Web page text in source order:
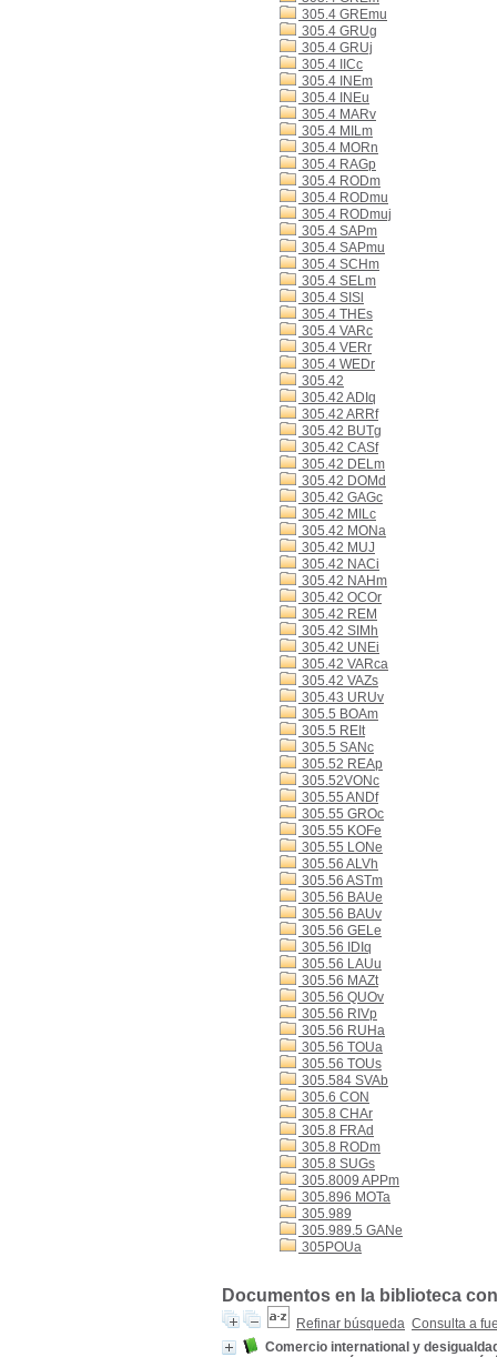
305.4 GREmu
305.4 GRUg
305.4 GRUj
305.4 IICc
305.4 INEm
305.4 INEu
305.4 MARv
305.4 MILm
305.4 MORn
305.4 RAGp
305.4 RODm
305.4 RODmu
305.4 RODmuj
305.4 SAPm
305.4 SAPmu
305.4 SCHm
305.4 SELm
305.4 SISl
305.4 THEs
305.4 VARc
305.4 VERr
305.4 WEDr
305.42
305.42 ADIq
305.42 ARRf
305.42 BUTg
305.42 CASf
305.42 DELm
305.42 DOMd
305.42 GAGc
305.42 MILc
305.42 MONa
305.42 MUJ
305.42 NACi
305.42 NAHm
305.42 OCOr
305.42 REM
305.42 SIMh
305.42 UNEi
305.42 VARca
305.42 VAZs
305.43 URUv
305.5 BOAm
305.5 REIt
305.5 SANc
305.52 REAp
305.52VONc
305.55 ANDf
305.55 GROc
305.55 KOFe
305.55 LONe
305.56 ALVh
305.56 ASTm
305.56 BAUe
305.56 BAUv
305.56 GELe
305.56 IDIq
305.56 LAUu
305.56 MAZt
305.56 QUOv
305.56 RIVp
305.56 RUHa
305.56 TOUa
305.56 TOUs
305.584 SVAb
305.6 CON
305.8 CHAr
305.8 FRAd
305.8 RODm
305.8 SUGs
305.8009 APPm
305.896 MOTa
305.989
305.989.5 GANe
305POUa
Documentos en la biblioteca
Refinar búsqueda Consulta a
Comercio international y